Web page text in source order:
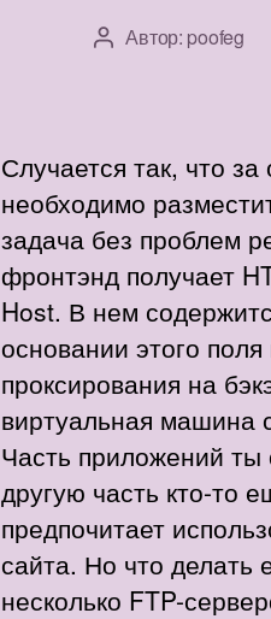
Автор
Автор: poofeg
Случается так, что
необходимо
задача без проблем
фронтэнд получает
Host. В нем
основании этого
проксирования на
виртуальная машина
Часть приложений
другую часть кто-то
предпочитает
сайта. Но что делать
несколько FTP-